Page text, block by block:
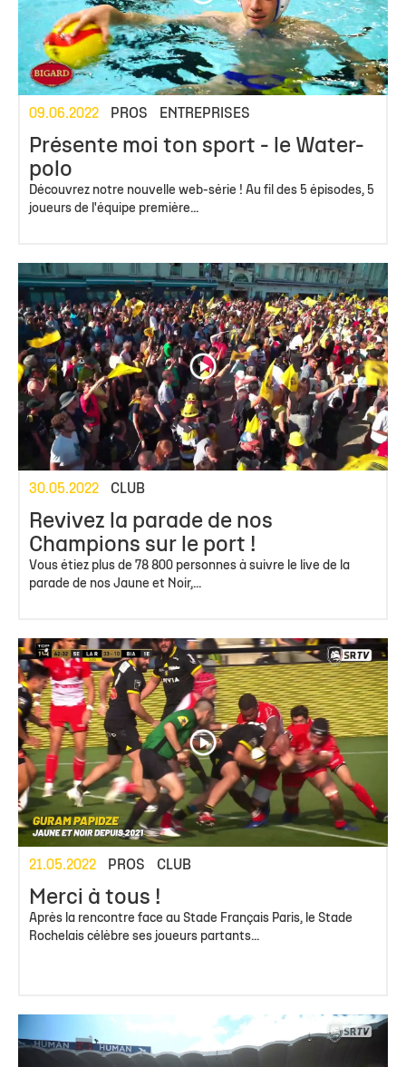
09.06.2022 PROS ENTREPRISES
Présente moi ton sport - le Water-
polo
Découvrez notre nouvelle web-série ! Au fil des 5 épisodes, 5
joueurs de l'équipe première...
30.05.2022 CLUB
Revivez la parade de nos
Champions sur le port !
Vous étiez plus de 78 800 personnes à suivre le live de la
parade de nos Jaune et Noir,...
21.05.2022 PROS CLUB
Merci à tous !
Après la rencontre face au Stade Français Paris, le Stade
Rochelais célèbre ses joueurs partants...